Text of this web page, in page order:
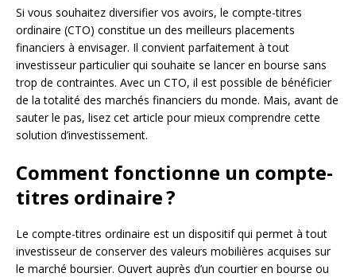
Si vous souhaitez diversifier vos avoirs, le compte-titres
ordinaire (CTO) constitue un des meilleurs placements
financiers à envisager. Il convient parfaitement à tout
investisseur particulier qui souhaite se lancer en bourse sans
trop de contraintes. Avec un CTO, il est possible de bénéficier
de la totalité des marchés financiers du monde. Mais, avant de
sauter le pas, lisez cet article pour mieux comprendre cette
solution d’investissement.
Comment fonctionne un compte-
titres ordinaire ?
Le compte-titres ordinaire est un dispositif qui permet à tout
investisseur de conserver des valeurs mobilières acquises sur
le marché boursier. Ouvert auprès d’un courtier en bourse ou